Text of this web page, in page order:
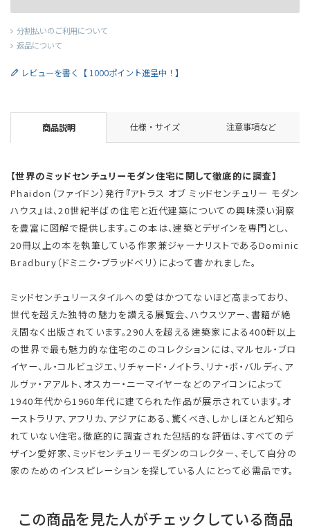
分割払いのご利用について
返品について
レビューを書く【 1000ポイント進呈中！】
商品説明 仕様・サイズ 注意事項など
【世界のミッドセンチュリーモダン住宅に関して徹底的に調査】
Phaidon（ファイドン）発行『アトラス オブ ミッドセンチュリー モダン
ハウス』は、20世紀半ばの住宅と近代建築についての興味深い洞察
を豊富に図解で提供します。この本は、建築とデザインを専門とし、
20冊以上の本を執筆している作家兼ジャーナリストであるDominic
Bradbury（ドミニク・ブラッドベリ）によって書かれました。
ミッドセンチュリースタイルへの愛はかつてないほど高まっており、
世代を超えた独特の魅力を讃える展覧会、ハウスツアー、書籍が絶
え間なく出版されています。290人を超える建築家による400軒以上
の世界で最も魅力的な住宅のこのコレクションには、マルセル・ブロ
イヤー、ル・コルビュジエ、リチャード・ノイトラ、リナ・ボ・バルディ、ア
ルヴァ・アアルト、オスカー・ニーマイヤーなどのアイコンによって
1940年代から1960年代に建てられた作品が展示されています。オ
ーストラリア、アフリカ、アジアにある、驚くべき、しかしほとんど知ら
れていない住宅。徹底的に調査された包括的な評価は、すべてのデ
ザイン愛好家、ミッドセンチュリーモダンのコレクター、そして自分の
家のためのインスピレーションを探している人にとって必需品です。
この商品を見た人がチェックしている商品